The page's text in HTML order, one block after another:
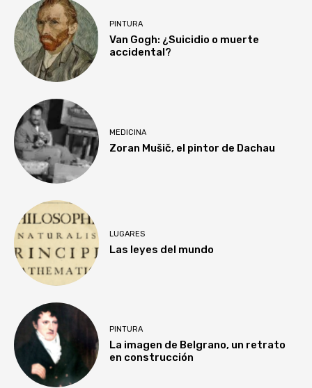
PINTURA
Van Gogh: ¿Suicidio o muerte
accidental?
MEDICINA
Zoran Mušič, el pintor de Dachau
LUGARES
Las leyes del mundo
PINTURA
La imagen de Belgrano, un retrato
en construcción